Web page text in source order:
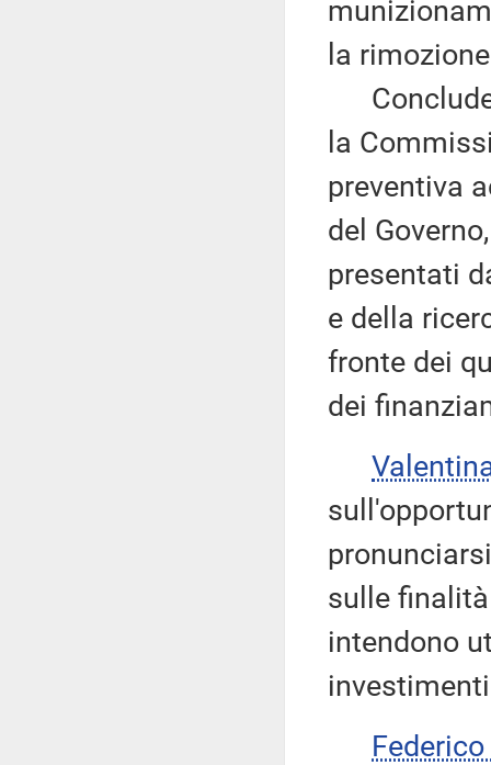
la
la
preventiva
del
presentati
e della
fronte dei
dei
sulle
intendono